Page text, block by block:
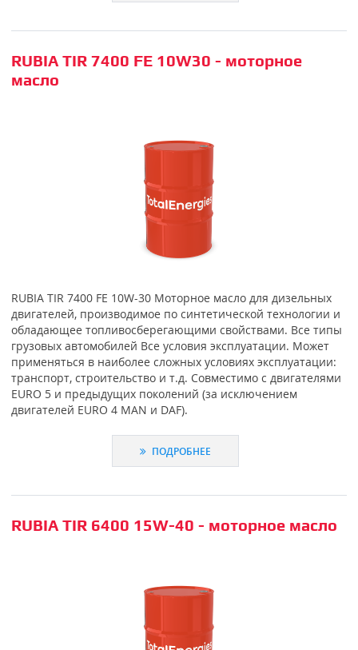
RUBIA TIR 7400 FE 10W30 - моторное
масло
RUBIA TIR 7400 FE 10W-30 Моторное масло для дизельных
двигателей, производимое по синтетической технологии и
обладающее топливосберегающими свойствами. Все типы
грузовых автомобилей Все условия эксплуатации. Может
применяться в наиболее сложных условиях эксплуатации:
транспорт, строительство и т.д. Совместимо с двигателями
EURO 5 и предыдущих поколений (за исключением
двигателей EURO 4 MAN и DAF).
ПОДРОБНЕЕ
RUBIA TIR 6400 15W-40 - моторное масло